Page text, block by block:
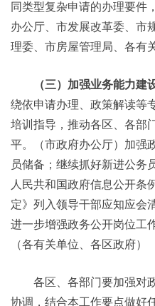
同类型复杂申请的办理要件
办公厅、市发展改革委、市
理委、市房屋管理局、各有
（三）加强业务能力建设
绕依申请办理、政策解读等
培训指导，推动各区、各部
平。（市政府办公厅）加强
员储备；继续抓好新进公务
人民共和国政府信息公开条
定》列入领导干部应知应会
进一步增强政务公开岗位工
（各有关单位、各区政府）
各区、各部门要加强对政
协调，结合本工作要点做好